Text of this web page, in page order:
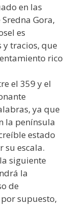
en las
Gora,
es
y tracios, que
rico
el 359 y el
ya que
la península
estado
su escala.
siguiente
la
de
supuesto,